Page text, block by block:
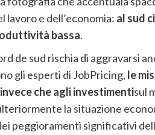
lavoro e dell’economia: al sud
bassa.
de sud rischia di aggravarsi
gli esperti di JobPricing, le
che agli investimentisul
la situazione
peggioramenti significativi